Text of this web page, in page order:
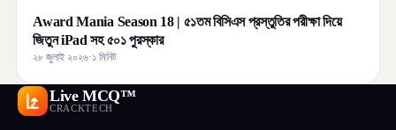
Award Mania Season 18 | ৫১তম বিসিএস প্রস্তুতির পরীক্ষা দিয়ে
জিতুন iPad সহ ৫০১ পুরস্কার
২৮ জুলাই ২০২৬·১ মিনিট
Live MCQ™
CRACKTECH